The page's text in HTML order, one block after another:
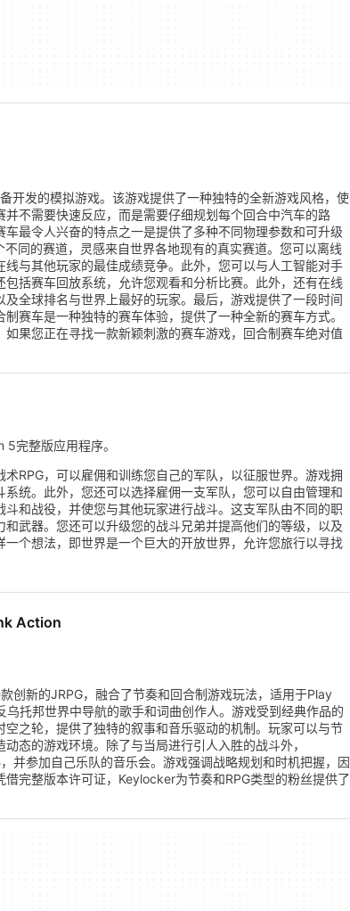
开发的模拟游戏。该游戏提供了一种独特的全新游戏风格，使
不需要快速反应，而是需要仔细规划每个回合中汽车的路
最令人兴奋的特点之一是提供了多种不同物理参数和可升级
同的赛道，灵感来自世界各地现有的真实赛道。您可以离线
与其他玩家的最佳成绩竞争。此外，您可以与人工智能对手
括赛车回放系统，允许您观看和分析比赛。此外，还有在线
全球排名与世界上最好的玩家。最后，游戏提供了一段时间
赛车是一种独特的赛车体验，提供了一种全新的赛车方式。
果您正在寻找一款新颖刺激的赛车游戏，回合制赛车绝对值
完整版应用程序。
RPG，可以雇佣和训练您自己的军队，以征服世界。游戏拥
统。此外，您还可以选择雇佣一支军队，您可以自由管理和
和战役，并使您与其他玩家进行战斗。这支军队由不同的职
武器。您还可以升级您的战斗兄弟并提高他们的等级，以及
个想法，即世界是一个巨大的开放世界，允许您旅行以寻找
Action
创新的JRPG，融合了节奏和回合制游戏玩法，适用于Play
托邦世界中导航的歌手和词曲创作人。游戏受到经典作品的
空之轮，提供了独特的叙事和音乐驱动的机制。玩家可以与节
态的游戏环境。除了与当局进行引人入胜的战斗外，
并参加自己乐队的音乐会。游戏强调战略规划和时机把握，因
完整版本许可证，Keylocker为节奏和RPG类型的粉丝提供了